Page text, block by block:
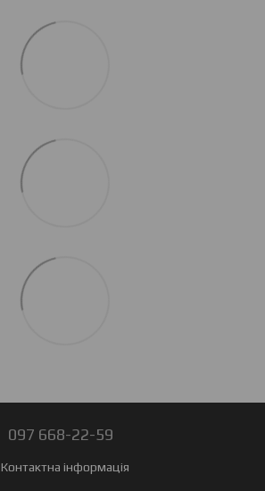
097 668-22-59
Контактна інформація